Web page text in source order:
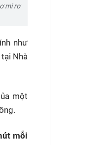
mi rơ
như
Nhà
một
mỗi